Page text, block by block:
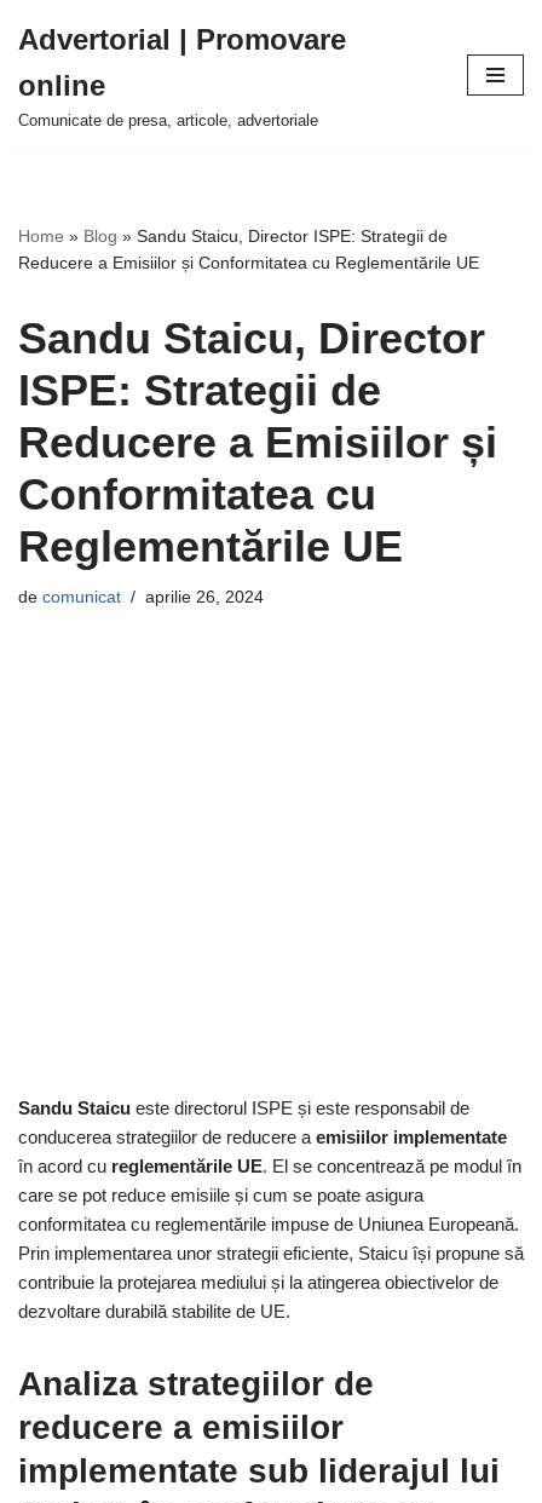
la
conținut
Advertorial | Promovare
online
Comunicate de presa, articole, advertoriale
Home » Blog » Sandu Staicu, Director ISPE: Strategii de
Reducere a Emisiilor și Conformitatea cu Reglementările UE
Sandu Staicu, Director
ISPE: Strategii de
Reducere a Emisiilor și
Conformitatea cu
Reglementările UE
de comunicat aprilie 26, 2024
Sandu Staicu este directorul ISPE și este responsabil de
conducerea strategiilor de reducere a emisiilor implementate
în acord cu reglementările UE. El se concentrează pe modul în
care se pot reduce emisiile și cum se poate asigura
conformitatea cu reglementările impuse de Uniunea Europeană.
Prin implementarea unor strategii eficiente, Staicu își propune să
contribuie la protejarea mediului și la atingerea obiectivelor de
dezvoltare durabilă stabilite de UE.
Analiza strategiilor de
reducere a emisiilor
implementate sub liderajul lui